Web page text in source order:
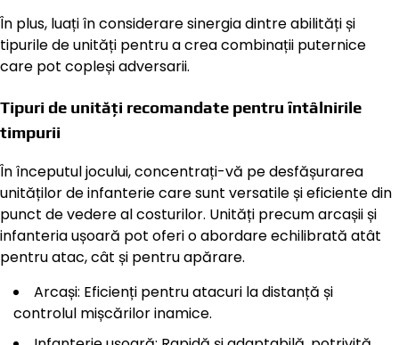
În plus, luați în considerare sinergia dintre abilități și
tipurile de unități pentru a crea combinații puternice
care pot copleși adversarii.
Tipuri de unități recomandate pentru întâlnirile
timpurii
În începutul jocului, concentrați-vă pe desfășurarea
unităților de infanterie care sunt versatile și eficiente din
punct de vedere al costurilor. Unități precum arcașii și
infanteria ușoară pot oferi o abordare echilibrată atât
pentru atac, cât și pentru apărare.
Arcași: Eficienți pentru atacuri la distanță și
controlul mișcărilor inamice.